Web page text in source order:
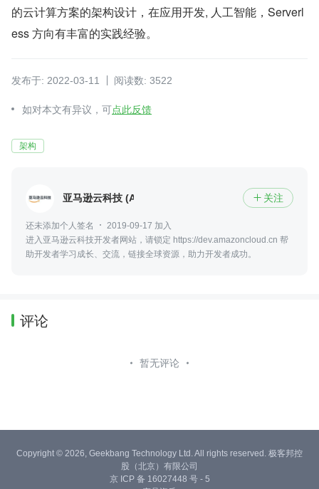
的云计算方案的架构设计，在应用开发, 人工智能，Serverl
ess 方向有丰富的实践经验。
发布于: 2022-03-11 阅读数: 3522
如对本文有异议，可点此反馈
架构
 关注
还未添加个人签名
2019-09-17 加入
进入亚马逊云科技开发者网站，请锁定 https://dev.amazoncloud.cn 帮
助开发者学习成长、交流，链接全球资源，助力开发者成功。
评论
暂无评论
Copyright © 2026, Geekbang Technology Ltd. All rights reserved. 极客邦控
股（北京）有限公司
京 ICP 备 16027448 号 - 5